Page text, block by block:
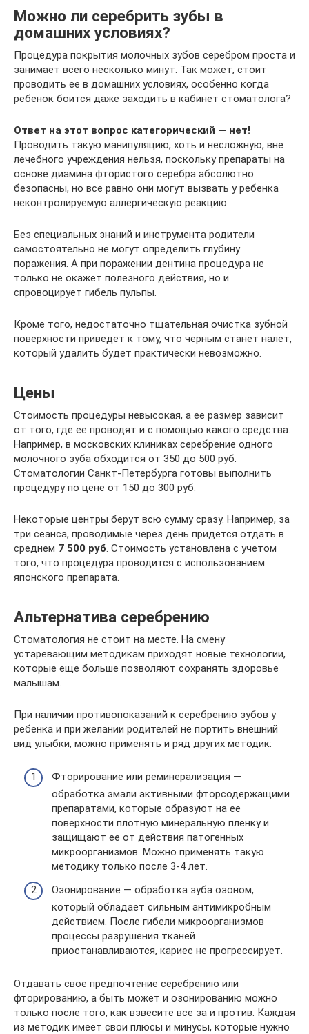
Можно ли серебрить зубы в
домашних условиях?
Процедура покрытия молочных зубов серебром проста и
занимает всего несколько минут. Так может, стоит
проводить ее в домашних условиях, особенно когда
ребенок боится даже заходить в кабинет стоматолога?
Ответ на этот вопрос категорический — нет!
Проводить такую манипуляцию, хоть и несложную, вне
лечебного учреждения нельзя, поскольку препараты на
основе диамина фтористого серебра абсолютно
безопасны, но все равно они могут вызвать у ребенка
неконтролируемую аллергическую реакцию.
Без специальных знаний и инструмента родители
самостоятельно не могут определить глубину
поражения. А при поражении дентина процедура не
только не окажет полезного действия, но и
спровоцирует гибель пульпы.
Кроме того, недостаточно тщательная очистка зубной
поверхности приведет к тому, что черным станет налет,
который удалить будет практически невозможно.
Цены
Стоимость процедуры невысокая, а ее размер зависит
от того, где ее проводят и с помощью какого средства.
Например, в московских клиниках серебрение одного
молочного зуба обходится от 350 до 500 руб.
Стоматологии Санкт-Петербурга готовы выполнить
процедуру по цене от 150 до 300 руб.
Некоторые центры берут всю сумму сразу. Например, за
три сеанса, проводимые через день придется отдать в
среднем 7 500 руб. Стоимость установлена с учетом
того, что процедура проводится с использованием
японского препарата.
Альтернатива серебрению
Стоматология не стоит на месте. На смену
устаревающим методикам приходят новые технологии,
которые еще больше позволяют сохранять здоровье
малышам.
При наличии противопоказаний к серебрению зубов у
ребенка и при желании родителей не портить внешний
вид улыбки, можно применять и ряд других методик:
Фторирование или реминерализация —
обработка эмали активными фторсодержащими
препаратами, которые образуют на ее
поверхности плотную минеральную пленку и
защищают ее от действия патогенных
микроорганизмов. Можно применять такую
методику только после 3-4 лет.
Озонирование — обработка зуба озоном,
который обладает сильным антимикробным
действием. После гибели микроорганизмов
процессы разрушения тканей
приостанавливаются, кариес не прогрессирует.
Отдавать свое предпочтение серебрению или
фторированию, а быть может и озонированию можно
только после того, как взвесите все за и против. Каждая
из методик имеет свои плюсы и минусы, которые нужно